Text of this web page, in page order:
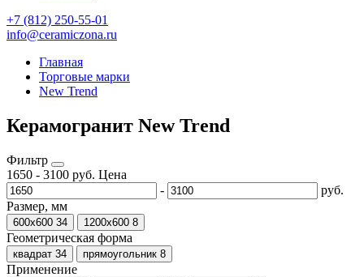
+7 (812) 250-55-01
info@ceramiczona.ru
Главная
Торговые марки
New Trend
Керамогранит New Trend
Фильтр
1650 - 3100 руб. Цена
-
руб.
Размер, мм
600х600 34 1200х600 8
Геометрическая форма
квадрат 34 прямоугольник 8
Применение